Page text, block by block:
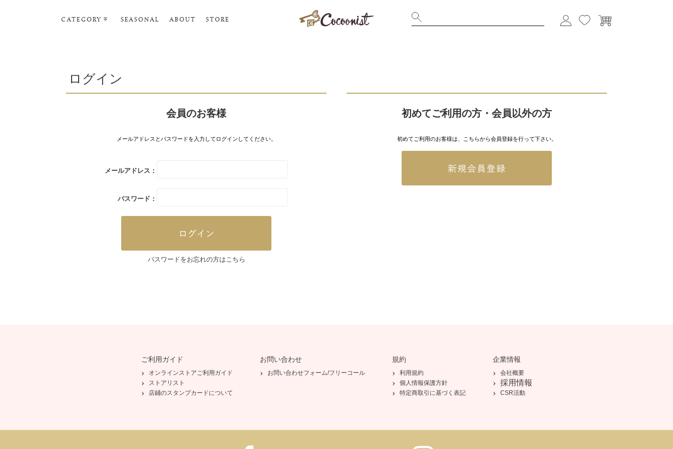
CATEGORY SEASONAL ABOUT STORE
ポーチ･トラベルグッズ
タオル・ヘアバンド
ログイン
会員のお客様
メールアドレスとパスワードを入力してログインしてください。
メールアドレス：
パスワード：
パスワードをお忘れの方はこちら
初めてご利用の方・会員以外の方
初めてご利用のお客様は、こちらから会員登録を行って下さい。
ご利用ガイド
オンラインストアご利用ガイド
ストアリスト
店鋪のスタンプカードについて
お問い合わせ
お問い合わせフォーム/フリーコール
規約
利用規約
個人情報保護方針
特定商取引に基づく表記
企業情報
会社概要
採用情報
CSR活動